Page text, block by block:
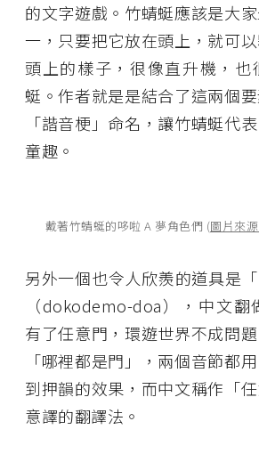
的文字遊戲。竹蜻蜓應該是大
一，只要把它放在頭上，就可
頭上的樣子，很像直升機，也
蜓。作者就是是結合了這兩個
「諧音梗」命名，讓竹蜻蜓代
童趣。
戴著竹蜻蜓的哆啦 A 夢角色們 (圖片來
另外一個也令人欣羨的道具是「
（dokodemo-doa），中文翻
有了任意門，環遊世界不成問
「哪裡都是門」，兩個音節都
到押韻的效果，而中文稱作「
意譯的翻譯法。